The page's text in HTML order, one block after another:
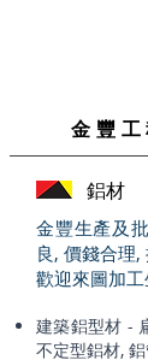
金豐
鋁材
金豐生產及
良, 價錢合理
歡迎來圖加工
建築鋁型材 -
不定型鋁材,